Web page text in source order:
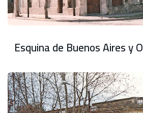
Esquina de Buenos Aires y